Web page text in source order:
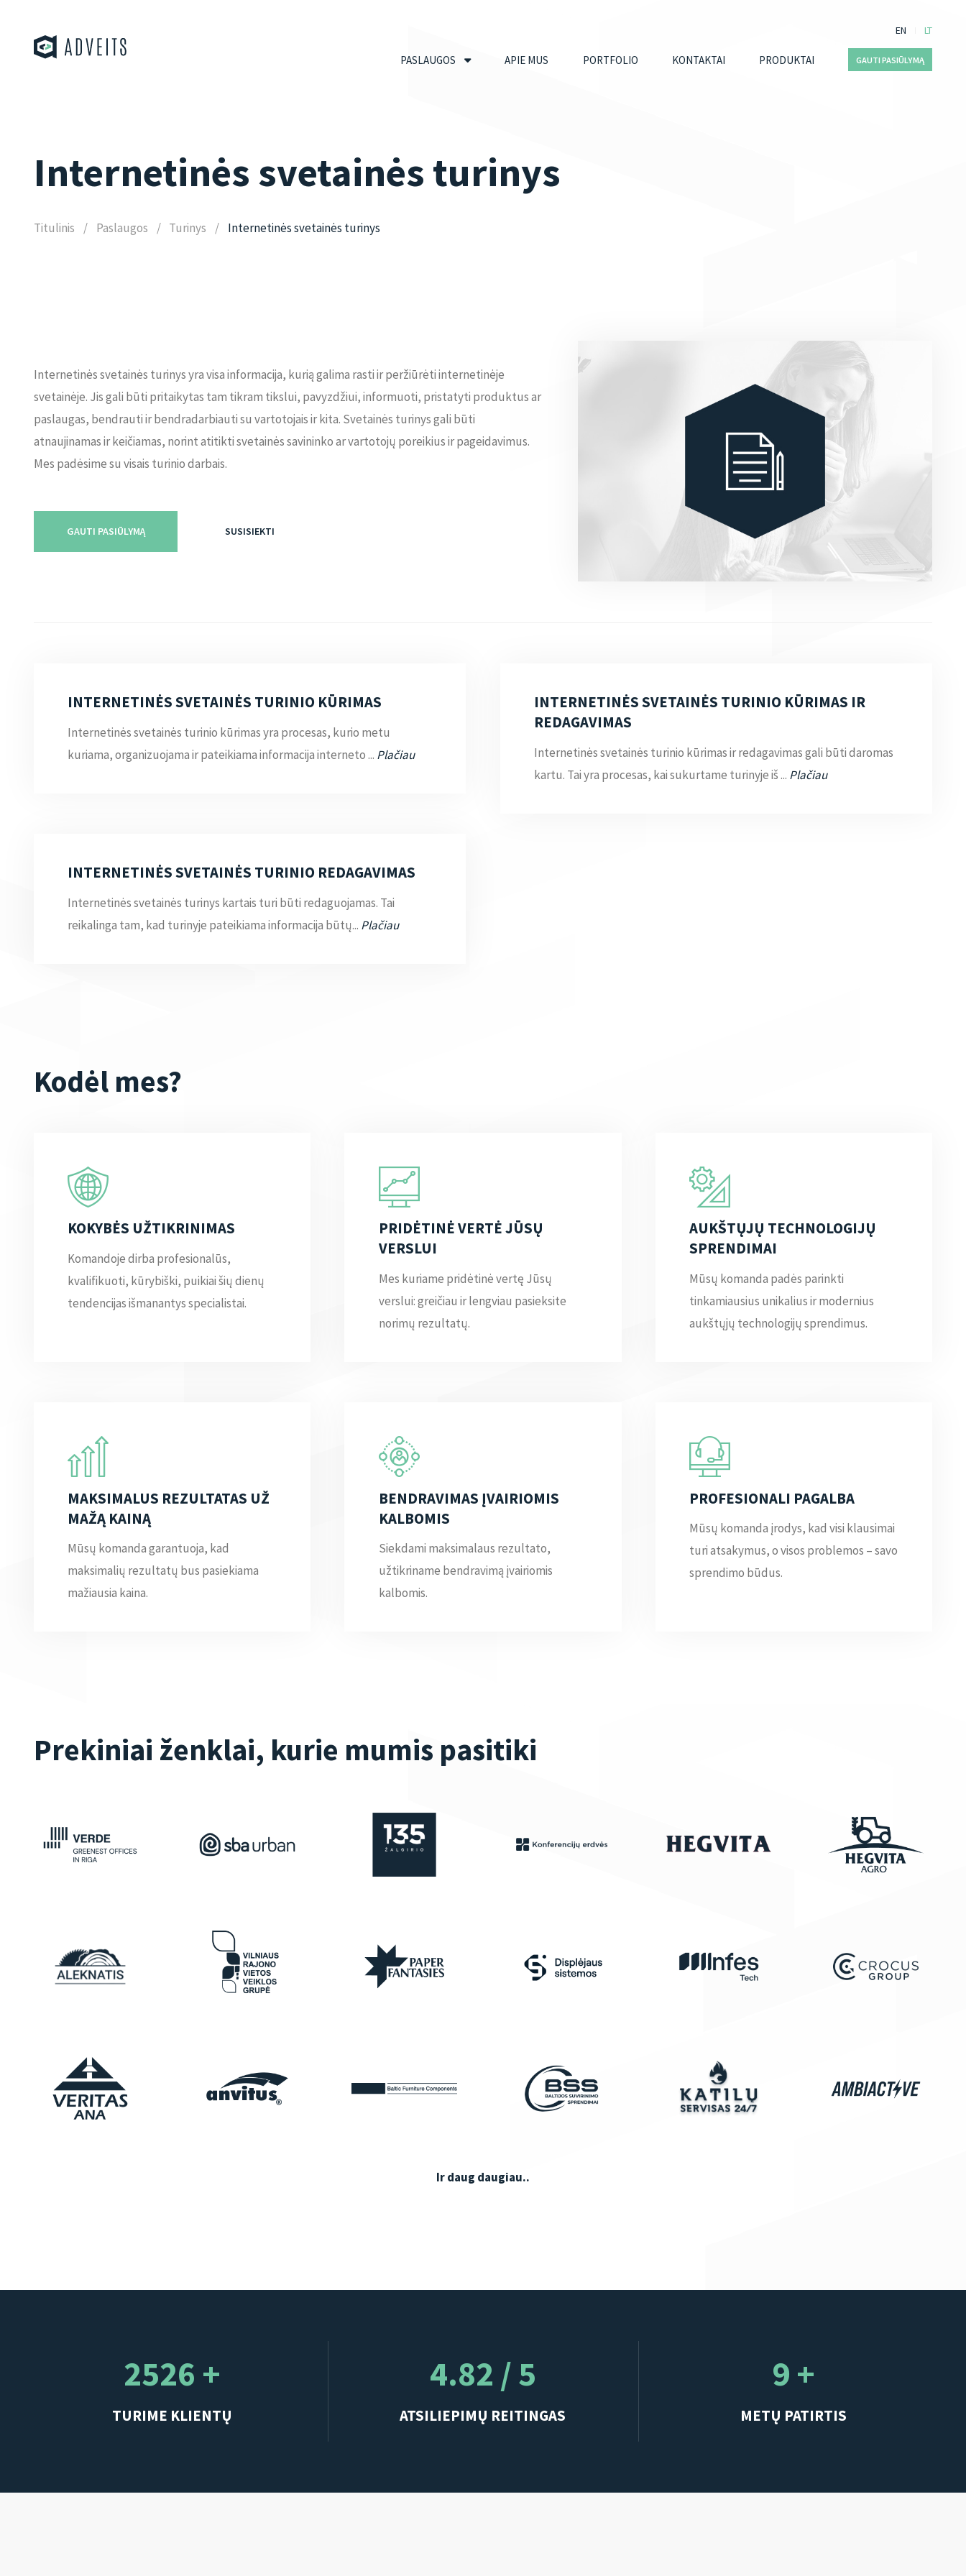
EN LT
PASLAUGOS APIE MUS PORTFOLIO KONTAKTAI PRODUKTAI GAUTI PASIŪLYMĄ
Internetinės svetainės turinys
Titulinis Paslaugos Turinys Internetinės svetainės turinys
Internetinės svetainės turinys yra visa informacija, kurią galima rasti ir peržiūrėti internetinėje
svetainėje. Jis gali būti pritaikytas tam tikram tikslui, pavyzdžiui, informuoti, pristatyti produktus ar
paslaugas, bendrauti ir bendradarbiauti su vartotojais ir kita. Svetainės turinys gali būti
atnaujinamas ir keičiamas, norint atitikti svetainės savininko ar vartotojų poreikius ir pageidavimus.
Mes padėsime su visais turinio darbais.
GAUTI PASIŪLYMĄ SUSISIEKTI
INTERNETINĖS SVETAINĖS TURINIO KŪRIMAS
Internetinės svetainės turinio kūrimas yra procesas, kurio metu
kuriama, organizuojama ir pateikiama informacija interneto ... Plačiau
INTERNETINĖS SVETAINĖS TURINIO REDAGAVIMAS
Internetinės svetainės turinys kartais turi būti redaguojamas. Tai
reikalinga tam, kad turinyje pateikiama informacija būtų... Plačiau
INTERNETINĖS SVETAINĖS TURINIO KŪRIMAS IR
REDAGAVIMAS
Internetinės svetainės turinio kūrimas ir redagavimas gali būti daromas
kartu. Tai yra procesas, kai sukurtame turinyje iš ... Plačiau
Kodėl mes?
KOKYBĖS UŽTIKRINIMAS
Komandoje dirba profesionalūs,
kvalifikuoti, kūrybiški, puikiai šių dienų
tendencijas išmanantys specialistai.
PRIDĖTINĖ VERTĖ JŪSŲ
VERSLUI
Mes kuriame pridėtinė vertę Jūsų
verslui: greičiau ir lengviau pasieksite
norimų rezultatų.
AUKŠTŲJŲ TECHNOLOGIJŲ
SPRENDIMAI
Mūsų komanda padės parinkti
tinkamiausius unikalius ir modernius
aukštųjų technologijų sprendimus.
MAKSIMALUS REZULTATAS UŽ
MAŽĄ KAINĄ
Mūsų komanda garantuoja, kad
maksimalių rezultatų bus pasiekiama
mažiausia kaina.
BENDRAVIMAS ĮVAIRIOMIS
KALBOMIS
Siekdami maksimalaus rezultato,
užtikriname bendravimą įvairiomis
kalbomis.
PROFESIONALI PAGALBA
Mūsų komanda įrodys, kad visi klausimai
turi atsakymus, o visos problemos – savo
sprendimo būdus.
Prekiniai ženklai, kurie mumis pasitiki
Ir daug daugiau..
2526 +
TURIME KLIENTŲ
4.82 / 5
ATSILIEPIMŲ REITINGAS
9 +
METŲ PATIRTIS